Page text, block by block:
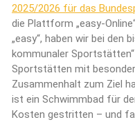
2025/2026 für das
die Plattform „easy-
„easy“, haben wir bei den
kommunaler
Sportstätten mit
Zusammenhalt zum Ziel
ist ein Schwimmbad für
Kosten gestritten – und